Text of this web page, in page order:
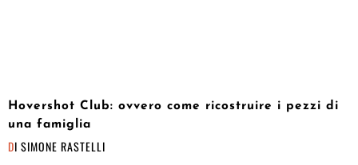
Hovershot Club: ovvero come ricostruire i pezzi di
una famiglia
DI SIMONE RASTELLI